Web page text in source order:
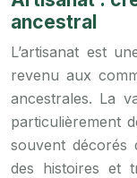
ancestral
L’artisanat est
revenu aux
ancestrales. La
particulièrement
souvent décorés
des histoires et